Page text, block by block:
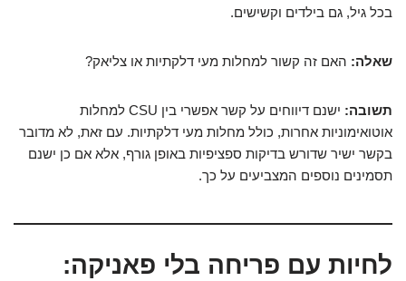
בכל גיל, גם בילדים וקשישים.
שאלה: האם זה קשור למחלות מעי דלקתיות או צליאק?
תשובה:
ישנם דיווחים על קשר אפשרי בין CSU למחלות
אוטואימוניות אחרות, כולל מחלות מעי דלקתיות. עם זאת, לא מדובר
בקשר ישיר שדורש בדיקות ספציפיות באופן גורף, אלא אם כן ישנם
תסמינים נוספים המצביעים על כך.
לחיות עם פריחה בלי פאניקה: